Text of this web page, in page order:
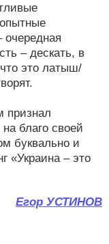
очередная
– дескать, в
это латыш/
признал
благо своей
буквально и
«Украина – это
Егор УСТИНОВ